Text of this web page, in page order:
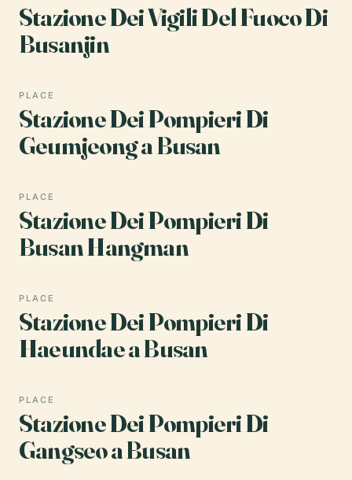
Stazione Dei Vigili Del Fuoco Di
Busanjin
PLACE
Stazione Dei Pompieri Di
Geumjeong a Busan
PLACE
Stazione Dei Pompieri Di
Busan Hangman
PLACE
Stazione Dei Pompieri Di
Haeundae a Busan
PLACE
Stazione Dei Pompieri Di
Gangseo a Busan